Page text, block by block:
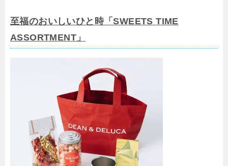
至福のおいしいひと時「SWEETS TIME
ASSORTMENT」